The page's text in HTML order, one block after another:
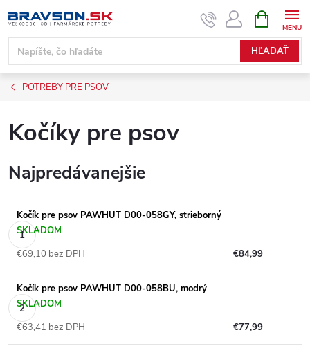
na
obsah
HĽADAŤ
KOŠÍK
POTREBY PRE PSOV
Kočíky pre psov
Najpredávanejšie
Kočík pre psov PAWHUT D00-058GY, strieborný
SKLADOM
€84,99
€69,10 bez DPH
Kočík pre psov PAWHUT D00-058BU, modrý
SKLADOM
€77,99
€63,41 bez DPH